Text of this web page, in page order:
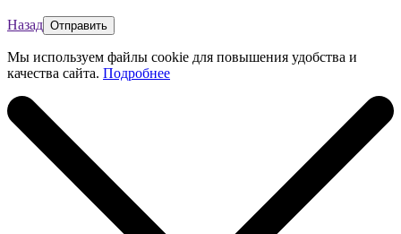
Назад
Мы используем файлы cookie для повышения удобства и
качества сайта. Подробнее